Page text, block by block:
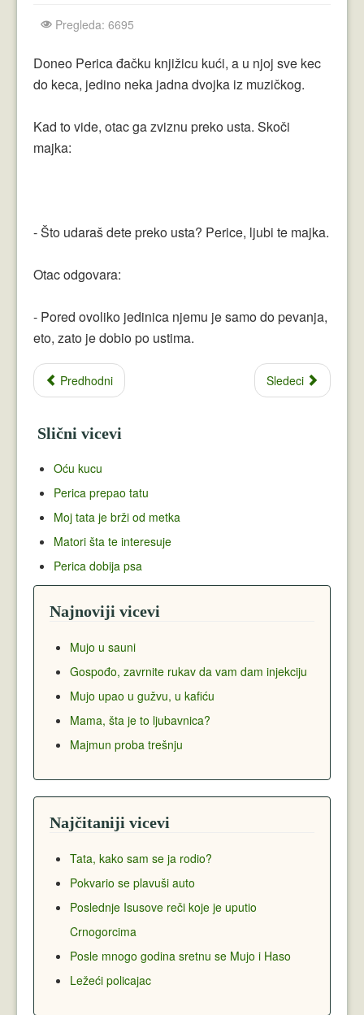
Plavuše
Piroćanci
Vicevi Razni
Vicevi Dana
Pregleda: 6695
Doneo Perica đačku knjižicu kući, a u njoj sve kec
do keca, jedino neka jadna dvojka iz muzičkog.
Kad to vide, otac ga zviznu preko usta. Skoči
majka:
- Što udaraš dete preko usta? Perice, ljubi te majka.
Otac odgovara:
- Pored ovoliko jedinica njemu je samo do pevanja,
eto, zato je dobio po ustima.
Predhodni Sledeci
Slični vicevi
Oću kucu
Perica prepao tatu
Moj tata je brži od metka
Matori šta te interesuje
Perica dobija psa
Najnoviji vicevi
Mujo u sauni
Gospođo, zavrnite rukav da vam dam injekciju
Mujo upao u gužvu, u kafiću
Mama, šta je to ljubavnica?
Majmun proba trešnju
Najčitaniji vicevi
Tata, kako sam se ja rodio?
Pokvario se plavuši auto
Poslednje Isusove reči koje je uputio
Crnogorcima
Posle mnogo godina sretnu se Mujo i Haso
Ležeći policajac